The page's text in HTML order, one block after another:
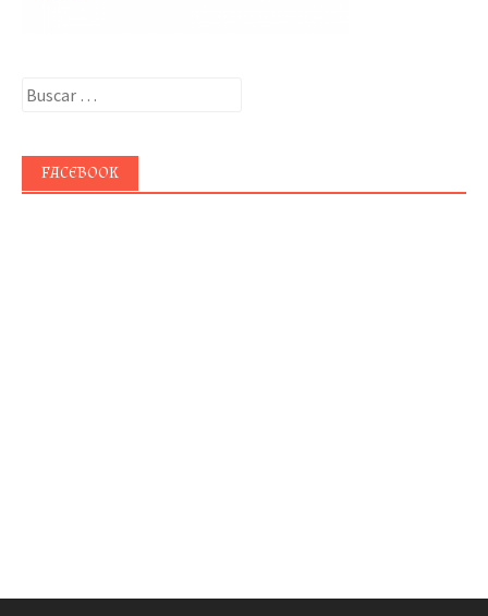
Buscar:
FACEBOOK